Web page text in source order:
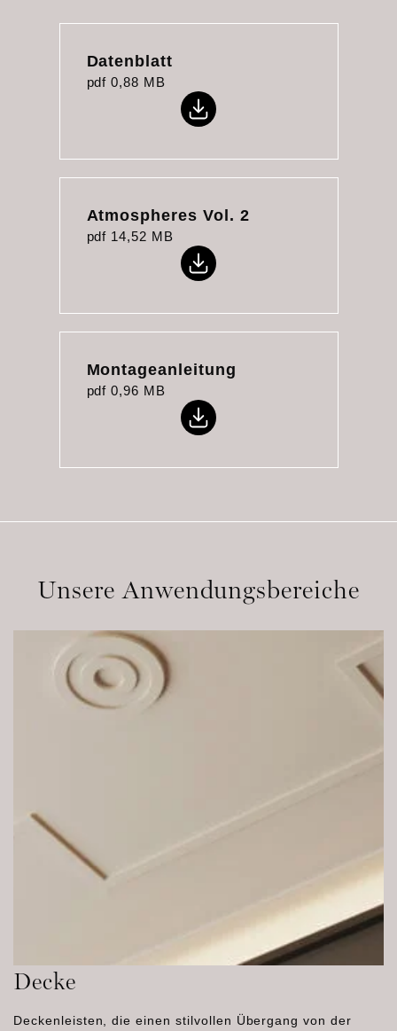
Datenblatt
pdf 0,88 MB
Atmospheres Vol. 2
pdf 14,52 MB
Montageanleitung
pdf 0,96 MB
Unsere Anwendungsbereiche
Decke
Deckenleisten, die einen stilvollen Übergang von der